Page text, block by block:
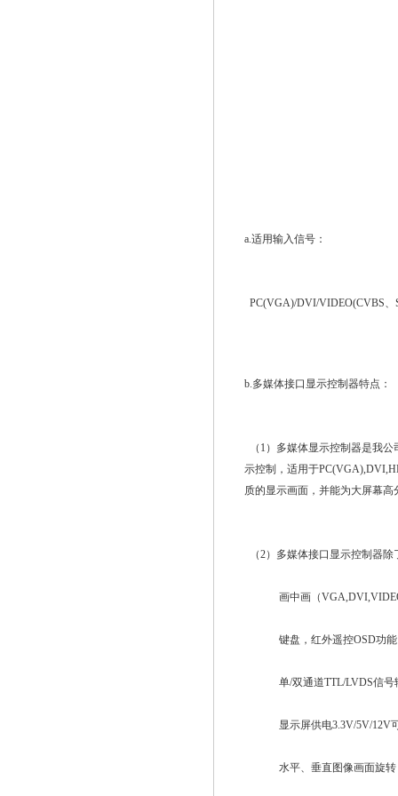
a.适用输入信号：
PC(VGA)/DVI/VIDEO(CVBS、
b.多媒体接口显示控制器特点：
（1）多媒体显示控制器是我
示控制，适用于
质的显示画面，并能为大屏幕
（2）多媒体接口显示控制器
画中画（
键盘，红外遥控OSD功能
单/双通道TTL/LVDS信号
显示屏供电3.3V/5V/12V
水平、垂直图像画面旋转